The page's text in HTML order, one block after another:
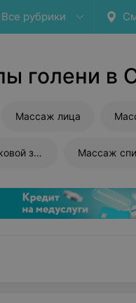
Все рубрики
голени в
Массаж лица
Массаж шейно-воротниковой зоны Массаж